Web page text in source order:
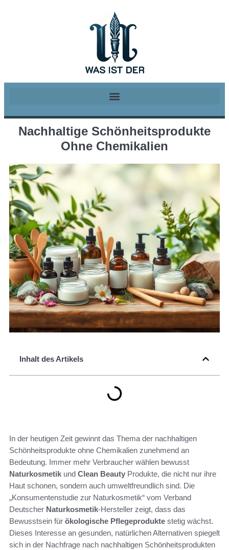
Nachhaltige Schönheitsprodukte
Ohne Chemikalien
Inhalt des Artikels
In der heutigen Zeit gewinnt das Thema der nachhaltigen
Schönheitsprodukte ohne Chemikalien zunehmend an
Bedeutung. Immer mehr Verbraucher wählen bewusst
Naturkosmetik und Clean Beauty Produkte, die nicht nur ihre
Haut schonen, sondern auch umweltfreundlich sind. Die
„Konsumentenstudie zur Naturkosmetik“ vom Verband
Deutscher Naturkosmetik-Hersteller zeigt, dass das
Bewusstsein für ökologische Pflegeprodukte stetig wächst.
Dieses Interesse an gesunden, natürlichen Alternativen spiegelt
sich in der Nachfrage nach nachhaltigen Schönheitsprodukten